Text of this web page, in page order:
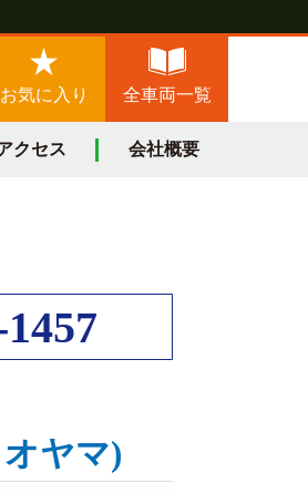
お気に入り 全車両一覧
クセス 会社概要
ヤマ)